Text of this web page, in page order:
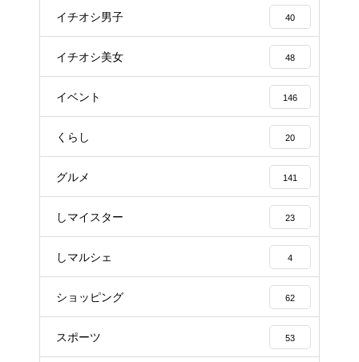
イチオシ男子 40
イチオシ美女 48
イベント 146
くらし 20
グルメ 141
しマイスター 23
しマルシェ 4
ショッピング 62
スポーツ 53